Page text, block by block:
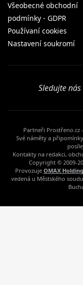
Všeobecné obchodní
podmínky - GDPR
Používaní cookies
Nastavení soukromí
Sledujte
Partneři Prostřeno.cz -
Své náměty a
Kontakty na redakci,
Copyright © 2009-
Provozuje OMAX
vedená u Městského